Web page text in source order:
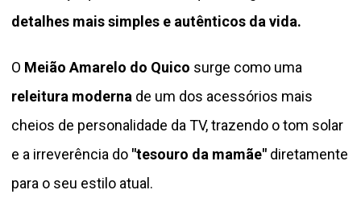
detalhes mais simples e autênticos da vida.
O Meião Amarelo do Quico surge como uma
releitura moderna de um dos acessórios mais
cheios de personalidade da TV, trazendo o tom solar
e a irreverência do "tesouro da mamãe" diretamente
para o seu estilo atual.